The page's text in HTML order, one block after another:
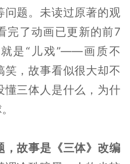
问题。未读过原著的观
完了动画已更新的前7
是“儿戏”——画质不
笑，故事看似很大却不
懂三体人是什么，为什
，故事是《三体》改编